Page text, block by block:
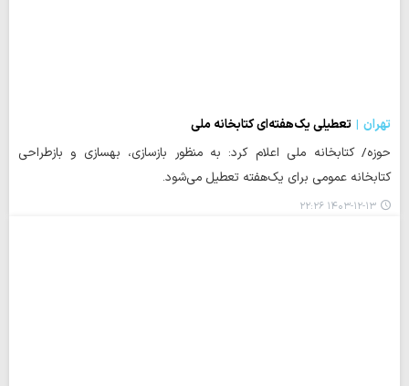
تهران
تعطیلی یک‌هفته‌ای کتابخانه ملی
حوزه/ کتابخانه ملی اعلام کرد: به منظور بازسازی، بهسازی و بازطراحی
کتابخانه عمومی برای یک‌هفته تعطیل می‌شود.
۱۴۰۳-۱۲-۱۳ ۲۲:۲۶